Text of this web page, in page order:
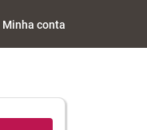
Minha conta